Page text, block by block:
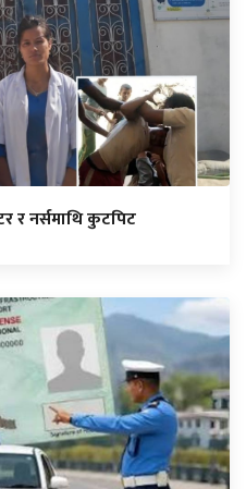
र नर्समाथि कुटपिट